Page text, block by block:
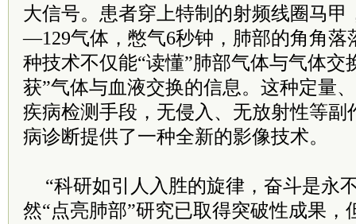
大信号。患者穿上特制的射频线圈马甲
—129气体，憋气6秒钟，肺部的角角落
种技术不仅能“读懂”肺部气体与气体交
获”气体与血液交换的信息。这种定量
疾病检测手段，无侵入、无放射性等副
病诊断提供了一种全新的影像技术。
“科研如引人入胜的旋律，奋斗是永
然“点亮肺部”研究已取得突破性成果，